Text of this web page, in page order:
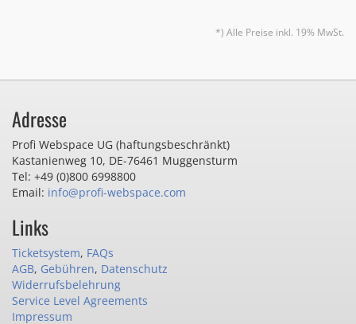
*) Alle Preise inkl. 19% MwSt.
Adresse
Profi Webspace UG (haftungsbeschränkt)
Kastanienweg 10, DE-76461 Muggensturm
Tel: +49 (0)800 6998800
Email: info@profi-webspace.com
Links
Ticketsystem, FAQs
AGB, Gebühren, Datenschutz
Widerrufsbelehrung
Service Level Agreements
Impressum